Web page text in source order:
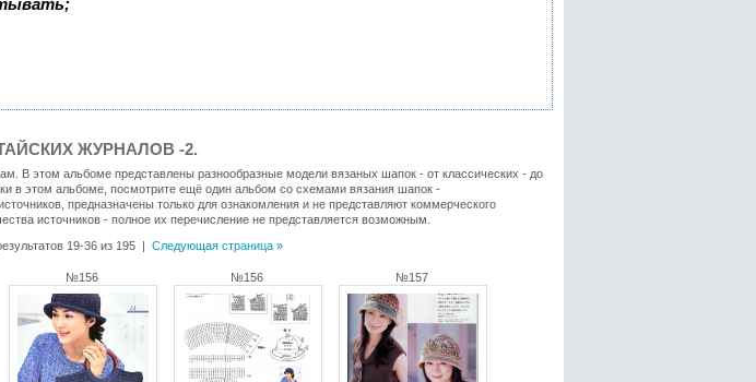
ЖУРНАЛОВ -2.
В этом альбоме представлены разнообразные модели вязаных шапок - от классических - до
в этом альбоме, посмотрите ещё один альбом со схемами вязания шапок -
предназначены только для ознакомления и не представляют коммерческого
источников - полное их перечисление не представляется возможным.
19-36 из 195 | Следующая страница »
№156 №156 №157